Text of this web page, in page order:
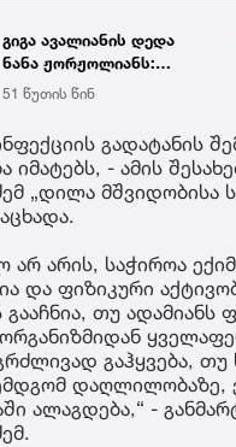
გიგა ავალიანის დედა
ნანა ჟორჟოლიანს:
დადგება დრო და
დღევანდელი „პოსტაობა“
საკუთარ თავთან
შეგარცხვენთ, ეს არის
დანაშაულის ტოლფასი
შეცდომა, რომლის
გამოსწორება
51 წუთის წინ
გადატანის
- ამის
„დილა მშვიდობისა
არ არის, საჭიროა
და ფიზიკური
გააჩნია, თუ ადამიანს
გაჰყვება, თუ
დაღლილობაზე,
ალაგდება,“ -